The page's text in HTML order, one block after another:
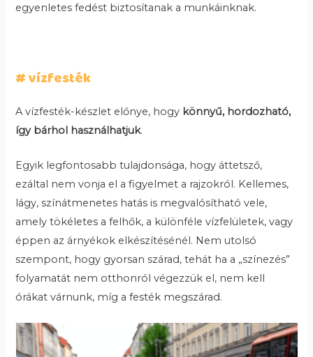
egyenletes fedést biztosítanak a munkáinknak.
# vízfesték
A vízfesték-készlet előnye, hogy könnyű, hordozható,
így bárhol használhatjuk.
Egyik legfontosabb tulajdonsága, hogy áttetsző,
ezáltal nem vonja el a figyelmet a rajzokról. Kellemes,
lágy, színátmenetes hatás is megvalósítható vele,
amely tökéletes a felhők, a különféle vízfelületek, vagy
éppen az árnyékok elkészítésénél. Nem utolsó
szempont, hogy gyorsan szárad, tehát ha a „színezés”
folyamatát nem otthonról végezzük el, nem kell
órákat várnunk, míg a festék megszárad.